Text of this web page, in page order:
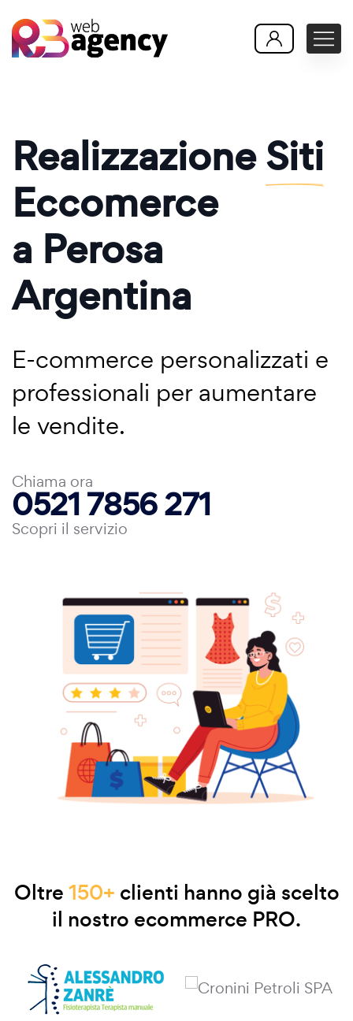
RealizzazioneSiti
Eccomerce
a Perosa
Argentina
E-commerce personalizzati e
professionali per aumentare
le vendite.
Chiama ora
0521 7856 271
Scopri il servizio
Oltre150+ clienti hanno già scelto
il nostro ecommerce PRO.